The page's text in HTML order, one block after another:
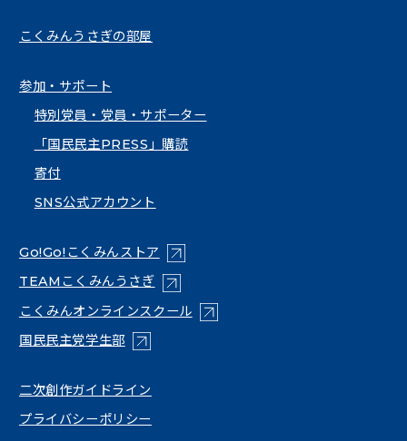
こくみんうさぎの部屋
参加・サポート
特別党員・党員・サポーター
「国民民主PRESS」購読
寄付
SNS公式アカウント
Go!Go!こくみんストア （新しいタブで開く）
TEAMこくみんうさぎ（新しいタブで開く）
こくみんオンラインスクール （新しいタブで開く）
国民民主党学生部（新しいタブで開く）
二次創作ガイドライン
プライバシーポリシー